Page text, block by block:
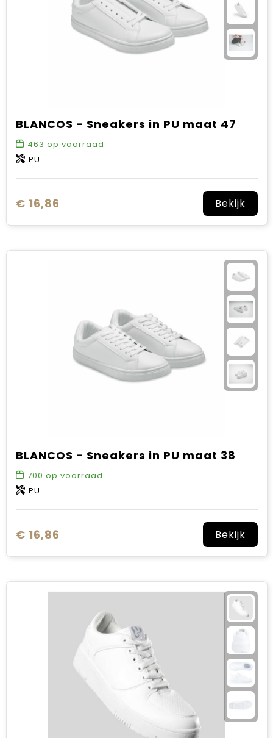
BLANCOS - Sneakers in PU maat 47
463 op voorraad
PU
€ 16,86 Bekijk
BLANCOS - Sneakers in PU maat 38
700 op voorraad
PU
€ 16,86 Bekijk